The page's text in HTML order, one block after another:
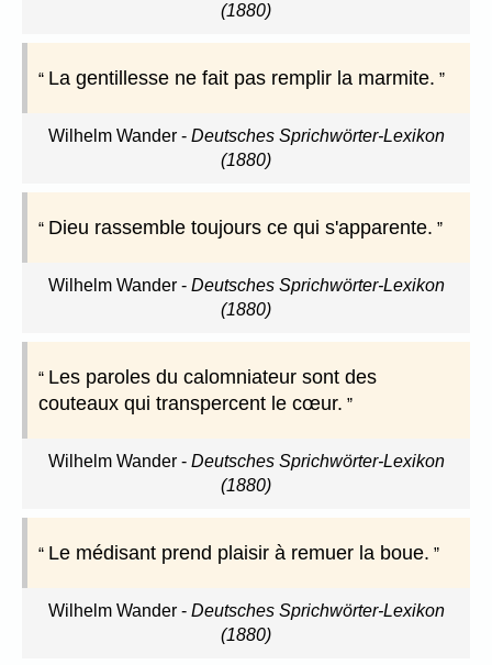
(1880)
La gentillesse ne fait pas remplir la marmite.
Wilhelm Wander- Deutsches Sprichwörter-Lexikon
(1880)
Dieu rassemble toujours ce qui s'apparente.
Wilhelm Wander- Deutsches Sprichwörter-Lexikon
(1880)
Les paroles du calomniateur sont des
couteaux qui transpercent le cœur.
Wilhelm Wander- Deutsches Sprichwörter-Lexikon
(1880)
Le médisant prend plaisir à remuer la boue.
Wilhelm Wander- Deutsches Sprichwörter-Lexikon
(1880)